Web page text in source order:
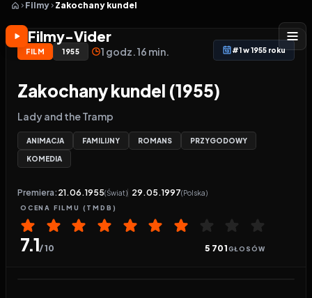
Filmy-Vider
Filmy Zakochany kundel
FILM 1955 1 godz. 16 min. #1 w 1955 roku
Zakochany kundel (1955)
Lady and the Tramp
ANIMACJA FAMILIJNY ROMANS PRZYGODOWY
KOMEDIA
Premiera: 21.06.1955(Świat) 29.05.1997(Polska)
OCENA FILMU (TMDB)
7.1/ 10 5 701GŁOSÓW